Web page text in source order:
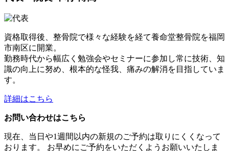
資格取得後、整骨院で様々な経験を経て養命堂整骨院を福岡
市南区に開業。
勤務時代から幅広く勉強会やセミナーに参加し常に技術、知
識の向上に努め、根本的な怪我、痛みの解消を目指していま
す。
詳細はこちら
お問い合わせはこちら
現在、当日や1週間以内の新規のご予約は取りにくくなって
おります。 お早めにご予約をいただくようお願いいたしま